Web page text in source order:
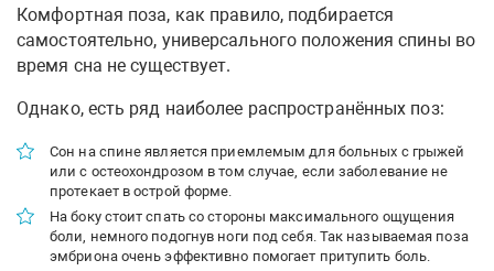
Комфортная поза, как правило, подбирается
самостоятельно, универсального положения спины во
время сна не существует.
Однако, есть ряд наиболее распространённых поз:
Сон на спине является приемлемым для больных с грыжей
или с остеохондрозом в том случае, если заболевание не
протекает в острой форме.
На боку стоит спать со стороны максимального ощущения
боли, немного подогнув ноги под себя. Так называемая поза
эмбриона очень эффективно помогает притупить боль.